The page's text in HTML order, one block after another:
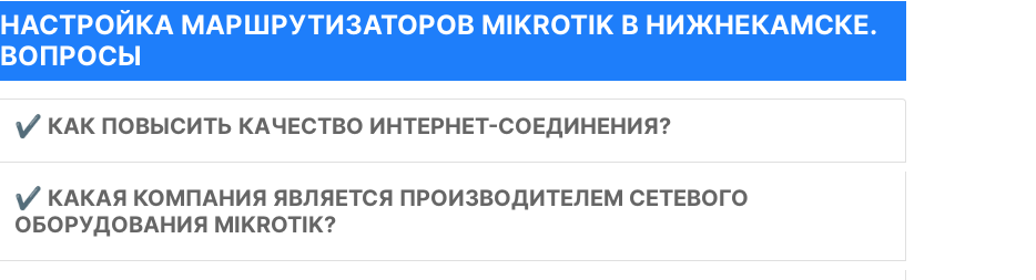
НАСТРОЙКА МАРШРУТИЗАТОРОВ MIKROTIK В НИЖНЕКАМСКЕ.
ВОПРОСЫ
✔️ КАК ПОВЫСИТЬ КАЧЕСТВО ИНТЕРНЕТ-СОЕДИНЕНИЯ?
✔️ КАКАЯ КОМПАНИЯ ЯВЛЯЕТСЯ ПРОИЗВОДИТЕЛЕМ СЕТЕВОГО
ОБОРУДОВАНИЯ MIKROTIK?